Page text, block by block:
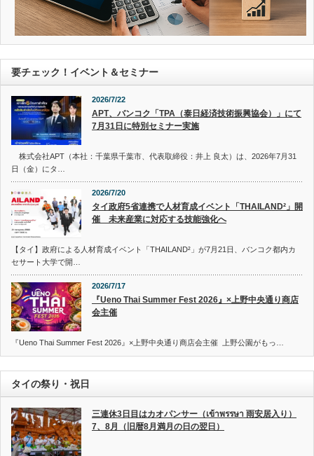
要チェック！イベント＆セミナー
2026/7/22
APT、バンコク「TPA（泰日経済技術振興協会）」にて
7月31日に特別セミナー実施
株式会社APT（本社：千葉県千葉市、代表取締役：井上 良太）は、2026年7月31
日（金）にタ…
2026/7/20
タイ政府5省連携で人材育成イベント「THAILAND²」開
催 未来産業に対応する技能強化へ
【タイ】政府による人材育成イベント「THAILAND²」が7月21日、バンコク都内カ
セサート大学で開…
2026/7/17
『Ueno Thai Summer Fest 2026』×上野中央通り商店
会主催
『Ueno Thai Summer Fest 2026』×上野中央通り商店会主催 上野公園がもっ…
タイの祭り・祝日
三連休3日目はカオパンサー（เข้าพรรษา 雨安居入り）
7、8月（旧暦8月満月の日の翌日）